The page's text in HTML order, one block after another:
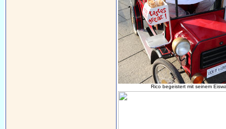
Rico begeistert mit seinem